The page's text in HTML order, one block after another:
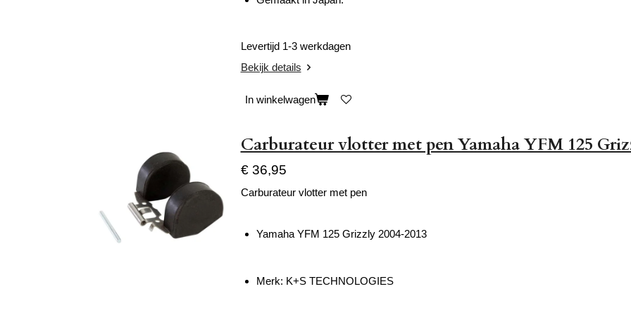
Levertijd 1-3 werkdagen
Bekijk details
In winkelwagen
Carburateur vlotter met pen Yamaha YFM 125
€ 36,95
Carburateur vlotter met pen
Yamaha YFM 125 Grizzly 2004-2013
Merk: K+S TECHNOLOGIES